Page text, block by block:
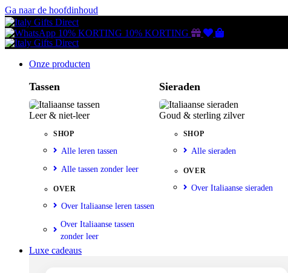
Ga naar de hoofdinhoud
10% KORTING 10% KORTING Gutscheine
Wunschliste
Warenkorb
Onze producten
Tassen
Leer & niet-leer
SHOP
Alle leren tassen
Alle tassen zonder leer
OVER
Over Italiaanse leren tassen
Over Italiaanse tassen
zonder leer
Sieraden
Goud & sterling zilver
SHOP
Alle sieraden
OVER
Over Italiaanse sieraden
Luxe cadeaus